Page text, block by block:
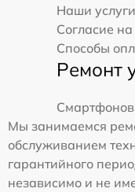
Наши услуги
Согласие
Способы
Ремонт
Смартфонов
Мы занимаемся
обслуживанием
гарантийного
независимо и не